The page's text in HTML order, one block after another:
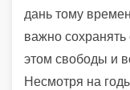
дань тому
важно сохранять
этом свободы и
Несмотря на